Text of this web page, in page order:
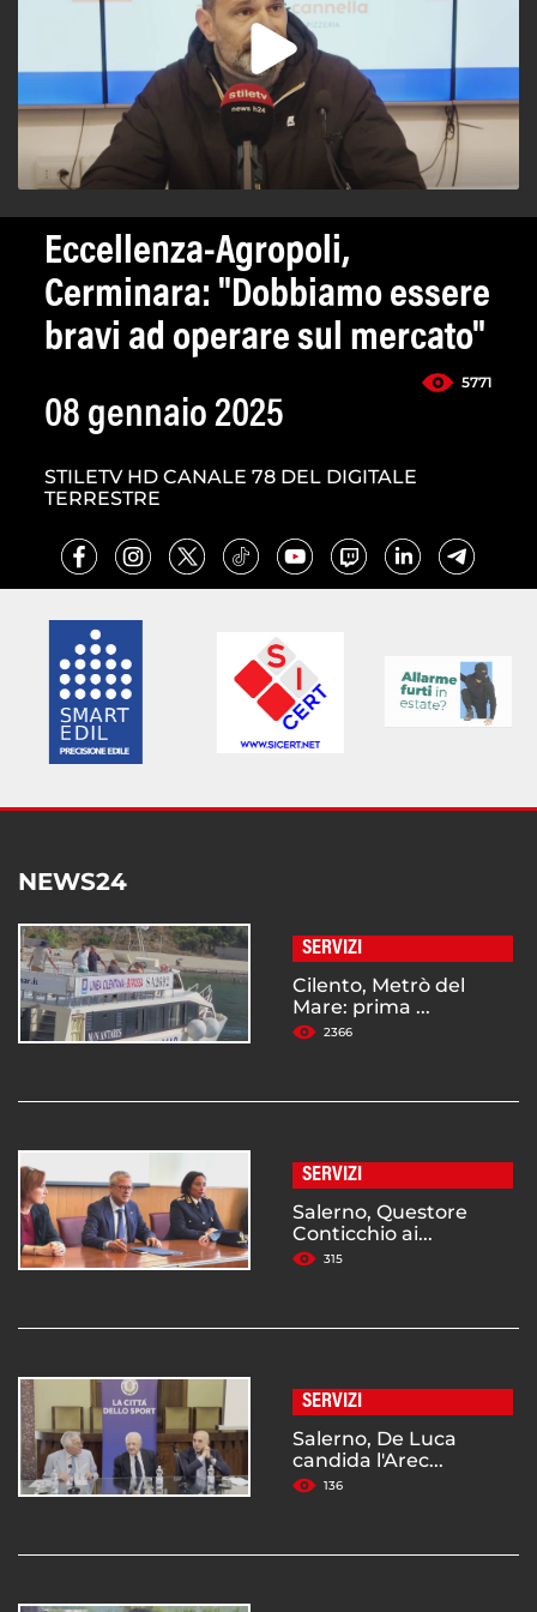
Eccellenza-Agropoli,
Cerminara: "Dobbiamo essere
bravi ad operare sul mercato"
5771
08 gennaio 2025
STILETV HD CANALE 78 DEL DIGITALE
TERRESTRE
NEWS24
SERVIZI
Cilento, Metrò del
Mare: prima ...
2366
SERVIZI
Salerno, Questore
Conticchio ai...
315
SERVIZI
Salerno, De Luca
candida l'Arec...
136